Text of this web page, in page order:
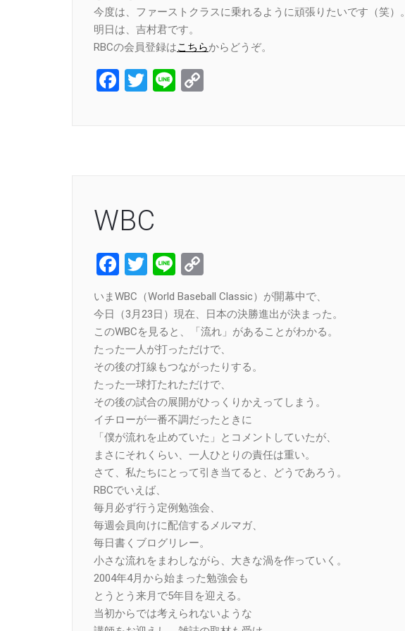
今度は、ファーストクラスに乗れるように頑張りたいです（笑）。
明日は、吉村君です。
RBCの会員登録はこちらからどうぞ。
Facebook
Twitter
Line
WBC
Facebook
Twitter
Line
Link
いまWBC（World Baseball Classic）が開幕中で、
今日（3月23日）現在、日本の決勝進出が決まった。
このWBCを見ると、「流れ」があることがわかる。
たった一人が打っただけで、
その後の打線もつながったりする。
たった一球打たれただけで、
その後の試合の展開がひっくりかえってしまう。
イチローが一番不調だったときに
「僕が流れを止めていた」とコメントしていたが、
まさにそれくらい、一人ひとりの責任は重い。
さて、私たちにとって引き当てると、どうであろう。
RBCでいえば、
毎月必ず行う定例勉強会、
毎週会員向けに配信するメルマガ、
毎日書くブログリレー。
小さな流れをまわしながら、大きな渦を作っていく。
2004年4月から始まった勉強会も
とうとう来月で5年目を迎える。
当初からでは考えられないような